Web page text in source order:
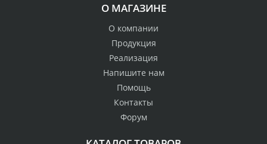
О МАГАЗИНЕ
О компании
Продукция
Реализация
Напишите нам
Помощь
Контакты
Форум